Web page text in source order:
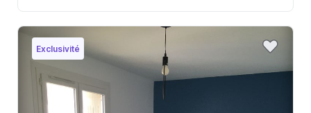
Exclusivité